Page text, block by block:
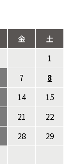
金
土
1
7
8
14
15
21
22
28
29